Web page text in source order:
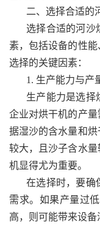
二、选择合适的
选择合适的河沙
素，包括设备的性
选择的关键因素：
1. 生产能力与产
生产能力是选择
企业对烘干机的产
据湿沙的含水量和
较大，且沙子含水
机显得尤为重要。
在选择时，要确
需求。如果产量过
高，则可能带来设备